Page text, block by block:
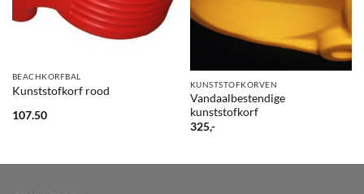
BEACHKORFBAL
Kunststofkorf rood
107.50
KUNSTSTOFKORVEN
Vandaalbestendige
kunststofkorf
325,-